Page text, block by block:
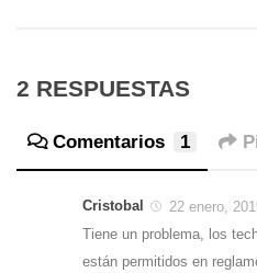
2 RESPUESTAS
Comentarios 1
Cristobal
22 enero,
Tiene un problema, los
están permitidos en